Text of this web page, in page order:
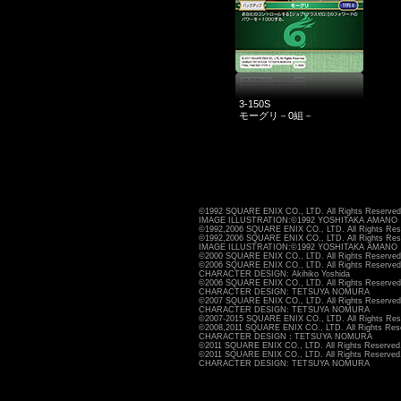
3-150S
モーグリ－0組－
©1992 SQUARE ENIX CO., LTD. All Rights
IMAGE ILLUSTRATION:©1992 YOSHITAKA AMANO
©1992,2006 SQUARE ENIX CO., LTD. All Rights
©1992,2006 SQUARE ENIX CO., LTD. All Rights
IMAGE ILLUSTRATION:©1992 YOSHITAKA AMANO
©2000 SQUARE ENIX CO., LTD. All Rights
©2006 SQUARE ENIX CO., LTD. All Rights
CHARACTER DESIGN: Akihiko Yoshida
©2006 SQUARE ENIX CO., LTD. All Rights
CHARACTER DESIGN: TETSUYA NOMURA
©2007 SQUARE ENIX CO., LTD. All Rights
CHARACTER DESIGN: TETSUYA NOMURA
©2007-2015 SQUARE ENIX CO., LTD. All Rights
©2008,2011 SQUARE ENIX CO., LTD. All Rights
CHARACTER DESIGN：TETSUYA NOMURA
©2011 SQUARE ENIX CO., LTD. All Rights Reserved.
©2011 SQUARE ENIX CO., LTD. All Rights Reserved.
CHARACTER DESIGN: TETSUYA NOMURA